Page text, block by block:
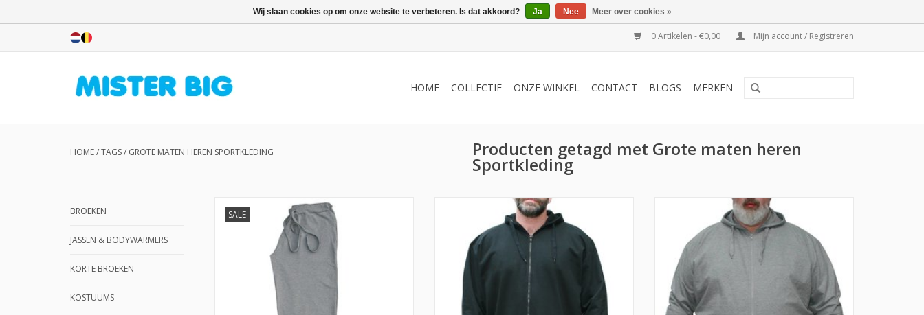
0 Artikelen - €0,00 Mijn account / Registreren
HOME COLLECTIE ONZE WINKEL CONTACT BLOGS MERKEN
Producten getagd met Grote maten heren
Sportkleding
HOME/TAGS/ GROTE MATEN HEREN SPORTKLEDING
BROEKEN
JASSEN & BODYWARMERS
KORTE BROEKEN
KOSTUUMS
SALE
Wij slaan cookies op om onze website te verbeteren. Is dat akkoord? Ja Nee Meer over cookies »